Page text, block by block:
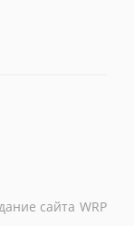
сайта WRP